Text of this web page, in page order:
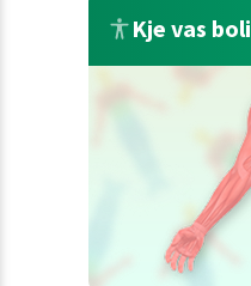
Kje vas